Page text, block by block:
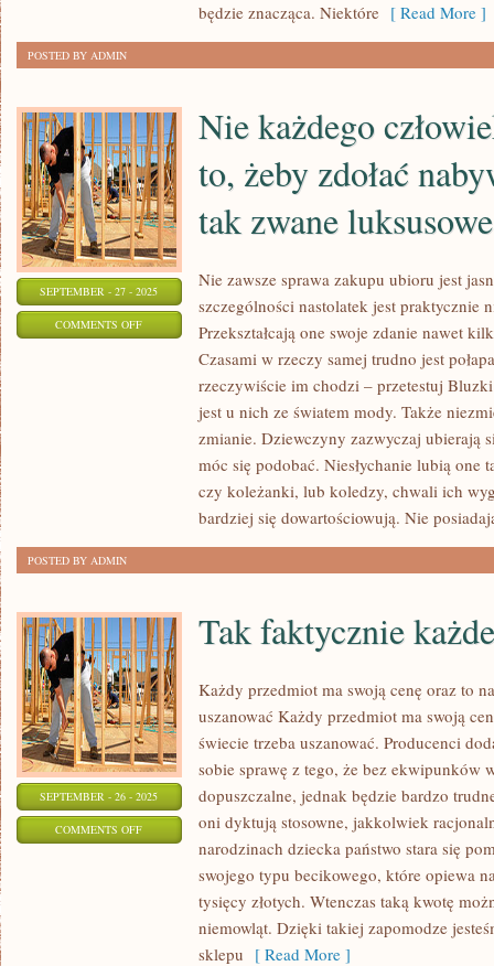
WSZYSTKIM
RADOSNE
CHWILE
będzie znacząca. Niektóre [ Read More ]
POSTED BY ADMIN
SEPTEMBER - 27 - 2025
COMMENTS OFFON
CZŁOWIEKA
ŻEBY
ZDOŁAĆ
ORAZ
NOSIĆ
TAK
ZWANE
LUKSUSOWE
Nie każdego
to, żeby zdołać
tak zwane luksusowe
Nie zawsze sprawa zakupu ubioru jest
szczególności nastolatek jest praktycznie
Przekształcają one swoje zdanie nawet
Czasami w rzeczy samej trudno jest
rzeczywiście im chodzi – przetestuj
jest u nich ze światem mody. Także
zmianie. Dziewczyny zazwyczaj ubierają
móc się podobać. Niesłychanie lubią one
czy koleżanki, lub koledzy, chwali ich
bardziej się dowartościowują. Nie
POSTED BY ADMIN
SEPTEMBER - 26 - 2025
COMMENTS OFFON
FAKTYCZNIE
INNOWACYJNE
Tak faktycznie
Każdy przedmiot ma swoją cenę oraz to
uszanować Każdy przedmiot ma swoją
świecie trzeba uszanować. Producenci
sobie sprawę z tego, że bez ekwipunków
dopuszczalne, jednak będzie bardzo
oni dyktują stosowne, jakkolwiek
narodzinach dziecka państwo stara się
swojego typu becikowego, które opiewa
tysięcy złotych. Wtenczas taką kwotę
niemowląt. Dzięki takiej zapomodze
sklepu [ Read More ]